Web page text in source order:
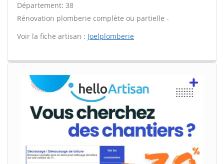
Département: 38
Rénovation plomberie complète ou partielle -
Voir la fiche artisan : Joelplomberie